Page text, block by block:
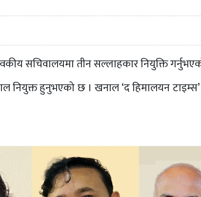
सचिवालयमा तीन सल्लाहकार नियुक्ति
नियुक्त हुनुभएको छ । खनाल ‘द हिमालयन